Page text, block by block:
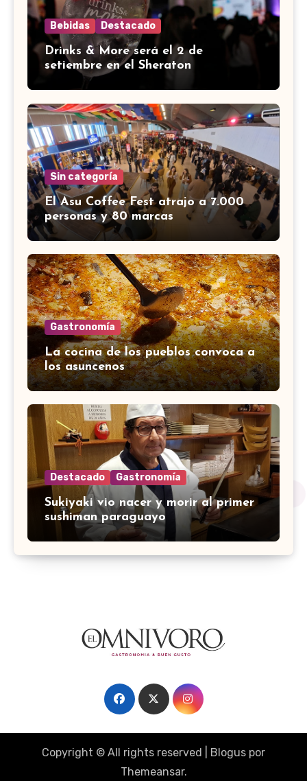
Bebidas Destacado
Drinks & More será el 2 de
setiembre en el Sheraton
Sin categoría
El Asu Coffee Fest atrajo a 7.000
personas y 80 marcas
Gastronomía
La cocina de los pueblos convoca a
los asuncenos
Destacado Gastronomía
Sukiyaki vio nacer y morir al primer
sushiman paraguayo
Copyright © All rights reserved Blogus por
Themeansar.